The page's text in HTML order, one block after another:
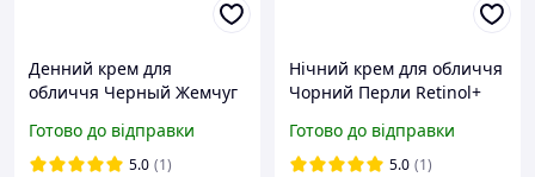
Денний крем для
обличчя Черный Жемчуг
Програма 46+, 50 мл
Готово до відправки
5.0 (1)
Нічний крем для обличчя
Чорний Перли Retinol+
Програма 46+, 50 мл
Готово до відправки
5.0 (1)